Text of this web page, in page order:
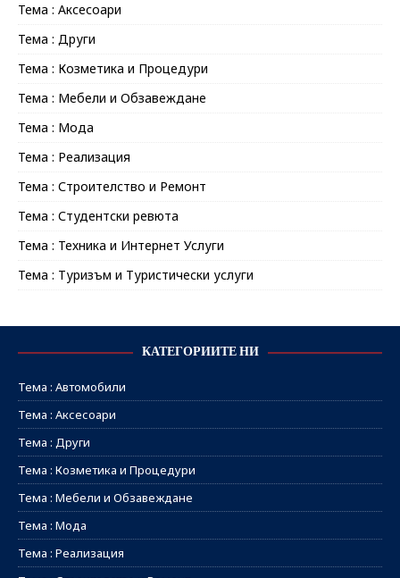
Тема : Аксесоари
Тема : Други
Тема : Козметика и Процедури
Тема : Мебели и Обзавеждане
Тема : Мода
Тема : Реализация
Тема : Строителство и Ремонт
Тема : Студентски ревюта
Тема : Техника и Интернет Услуги
Тема : Туризъм и Туристически услуги
КАТЕГОРИИТЕ НИ
Тема : Автомобили
Тема : Аксесоари
Тема : Други
Тема : Козметика и Процедури
Тема : Мебели и Обзавеждане
Тема : Мода
Тема : Реализация